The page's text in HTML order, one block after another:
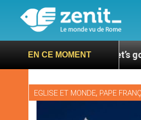
EN CE MOMENT
Allons-y ! Let’s go ! »
EGLISE ET MONDE, PAPE